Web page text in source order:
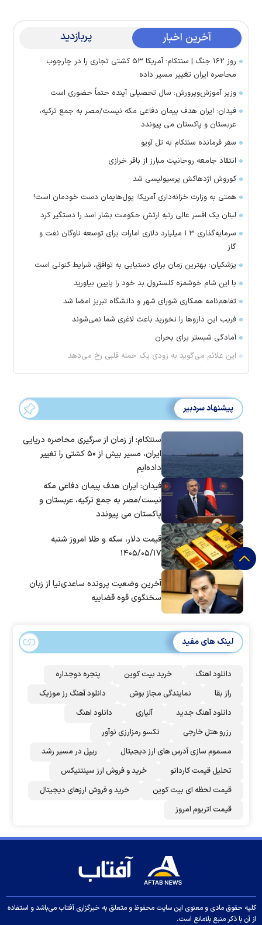
آخرین اخبار پربازدید
روز ۱۶۲ جنگ | سنتکام: آمریکا ۵۳ کشتی تجاری را در چارچوب
محاصره ایران تغییر مسیر داده
وزیر آموزش‌وپرورش: سال تحصیلی آینده حتماً حضوری است
فیدان: ایران هدف پیمان دفاعی مکه نیست/مصر به جمع ترکیه،
عربستان و پاکستان می پیوندد
سفر فرمانده سنتکام به تل آویو
انتقاد جامعه روحانیت مبارز از باقر خرازی
کوروش اژدهاکش پرسپولیسی شد
همتی به وزارت خزانه‌داری آمریکا: پول‌هایمان دست خودمان است!
لبنان یک افسر عالی رتبه ارتش حکومت بشار اسد را دستگیر کرد
سرمایه‌گذاری ۱.۳ میلیارد دلاری امارات برای توسعه ناوگان نفت و
گاز
پزشکیان: بهترین زمان برای دستیابی به توافق، شرایط کنونی است
با این شام خوشمزه کلسترول بد خود را پایین بیاورید
تفاهم‌نامه همکاری شورای شهر و دانشگاه تبریز امضا شد
فریب این دارو‌ها را نخورید باعث لاغری شما نمی‌شوند
آمادگی شبستر برای بحران
این علائم می‌گوید به زودی یک حمله قلبی رخ می‌دهد
پیشنهاد سردبیر
سنتکام: از زمان از سرگیری محاصره دریایی
ایران، مسیر بیش از ۵۰ کشتی را تغییر
داده‌ایم
فیدان: ایران هدف پیمان دفاعی مکه
نیست/مصر به جمع ترکیه، عربستان و
پاکستان می پیوندد
قیمت دلار، سکه و طلا امروز شنبه
۱۴۰۵/۰۵/۱۷
آخرین وضعیت پرونده ساعدی‌نیا از زبان
سخنگوی قوه قضاییه
لینک های مفید
دانلود اهنگ خرید بیت کوین
پنجره دوجداره
راز بقا
نمایندگی مجاز بوش
دانلود آهنگ رز‌ موزیک
دانلود آهنگ جدید
آلپاری
دانلود اهنگ
رزرو هتل خارجی
نکسو رمزارزی نوآور
مسموم سازی آدرس های ارز دیجیتال
ریپل در مسیر رشد
تحلیل قیمت کاردانو
خرید و فروش ارز سینتتیکس
قیمت لحظه ای بیت کوین
خرید و فروش ارزهای دیجیتال
قیمت اتریوم امروز
کلیه حقوق مادی و معنوی این سایت محفوظ و متعلق به خبرگزاری آفتاب می‌باشد و استفاده
از آن با ذکر منبع بلامانع است.